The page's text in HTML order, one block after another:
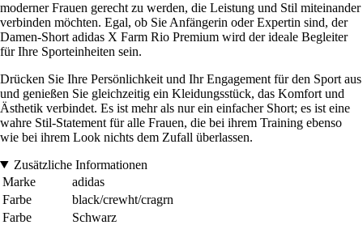
moderner Frauen gerecht zu werden, die Leistung und Stil miteinander
verbinden möchten. Egal, ob Sie Anfängerin oder Expertin sind, der
Damen-Short adidas X Farm Rio Premium wird der ideale Begleiter
für Ihre Sporteinheiten sein.
Drücken Sie Ihre Persönlichkeit und Ihr Engagement für den Sport aus
und genießen Sie gleichzeitig ein Kleidungsstück, das Komfort und
Ästhetik verbindet. Es ist mehr als nur ein einfacher Short; es ist eine
wahre Stil-Statement für alle Frauen, die bei ihrem Training ebenso
wie bei ihrem Look nichts dem Zufall überlassen.
Zusätzliche Informationen
Marke
adidas
Farbe
black/crewht/cragrn
Farbe
Schwarz